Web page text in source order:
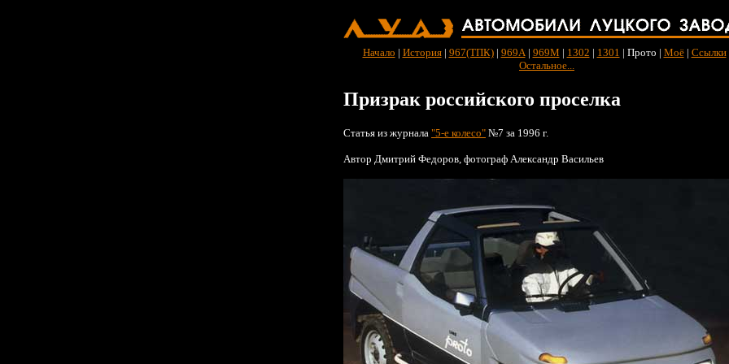
Начало | История| 967(ТПК)| 969А| 969М | 1302 | 1301 | Прото | Моё| Ссылки
Остальное...
Призрак российского проселка
Статья из журнала "5-е колесо" №7 за 1996 г.
Автор Дмитрий Федоров, фотограф Александр Васильев